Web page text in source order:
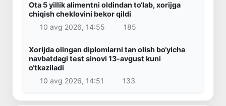
Ota 5 yillik alimentni oldindan to‘lab, xorijga
chiqish cheklovini bekor qildi
10 avg 2026, 14:55
185
Xorijda olingan diplomlarni tan olish bo‘yicha
navbatdagi test sinovi 13-avgust kuni
o‘tkaziladi
10 avg 2026, 14:51
133